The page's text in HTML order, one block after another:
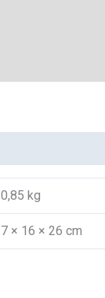
0,85 kg
7 × 16 × 26 cm